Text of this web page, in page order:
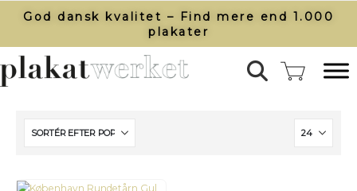
God dansk kvalitet – Find mere end 1.000
plakater​